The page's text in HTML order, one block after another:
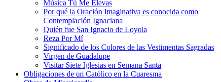
Música Tú Me Elevas
Por qué la Oración Imaginativa es conocida como
Contemplación Ignaciana
Quién fue San Ignacio de Loyola
Reza Por Mí
Significado de los Colores de las Vestimentas Sagradas
Virgen de Guadalupe
Visitar Siete Iglesias en Semana Santa
Obligaciones de un Católico en la Cuaresma